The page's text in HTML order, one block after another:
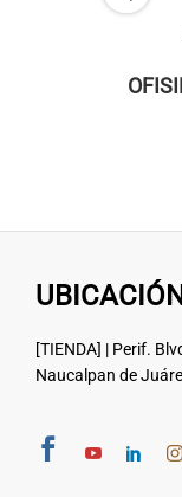
UBICACIÓN
[TIENDA] | Perif.
Naucalpan de